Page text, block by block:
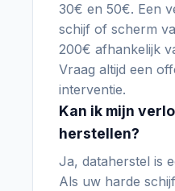
30€ en 50€. Een
schijf of scherm
200€ afhankelijk
Vraag altijd een
interventie.
Kan ik mijn
herstellen?
Ja, dataherstel is
Als uw harde